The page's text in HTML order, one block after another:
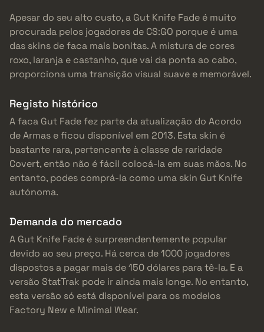
Apesar do seu alto custo, a Gut Knife Fade é muito
procurada pelos jogadores de CS:GO porque é uma
das skins de faca mais bonitas. A mistura de cores
roxo, laranja e castanho, que vai da ponta ao cabo,
proporciona uma transição visual suave e memorável.
Registo histórico
A faca Gut Fade fez parte da atualização do Acordo
de Armas e ficou disponível em 2013. Esta skin é
bastante rara, pertencente à classe de raridade
Covert, então não é fácil colocá-la em suas mãos. No
entanto, podes comprá-la como uma skin Gut Knife
autónoma.
Demanda do mercado
A Gut Knife Fade é surpreendentemente popular
devido ao seu preço. Há cerca de 1000 jogadores
dispostos a pagar mais de 150 dólares para tê-la. E a
versão StatTrak pode ir ainda mais longe. No entanto,
esta versão só está disponível para os modelos
Factory New e Minimal Wear.